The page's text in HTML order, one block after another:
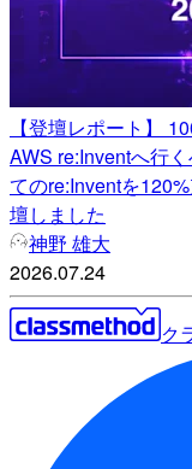
【登壇レポート】
AWS re:Inventへ行
てのre:Inventを
壇しました
神野 雄大
2026.07.24
ク